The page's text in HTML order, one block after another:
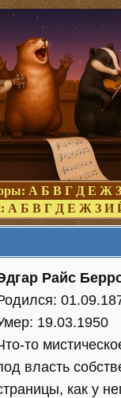
А Б В Г Д Е Ж З
А Б В Г Д Е Ж З И
Райс
19.03.1950
то
власть
как у